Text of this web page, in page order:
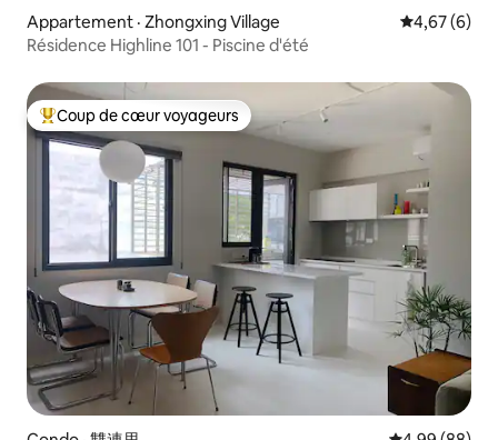
Appartement · Zhongxing Village Note
4,67 (6)
Résidence Highline 101 - Piscine d'été
Coup de cœur voyageurs parmi les plus aimés
Coup de cœur voyageurs